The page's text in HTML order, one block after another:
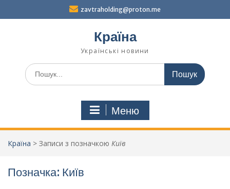
zavtraholding@proton.me
Країна
Українські новини
Шукати:
Меню
Країна > Записи з позначкою Київ
Позначка: Київ